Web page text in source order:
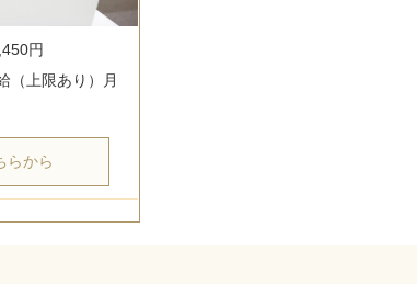
円
（上限あり）月
らから